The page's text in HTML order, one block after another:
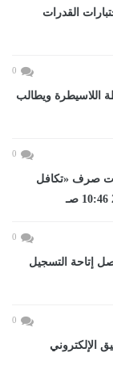
لاختبارات القدرات
0
اللاسيطرة ويطالب
0
وآليات صرف «تكافل
0
يواصل إتاحة التسجيل
0
الإلكتروني